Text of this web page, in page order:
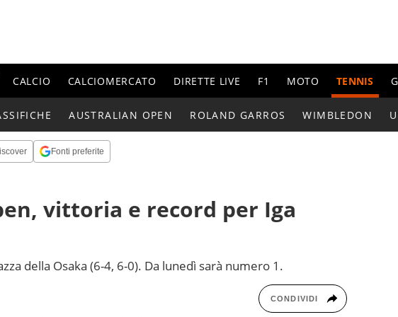
CALCIO CALCIOMERCATO DIRETTE LIVE F1 MOTO TENNIS
AUSTRALIAN OPEN ROLAND GARROS WIMBLEDON
Fonti preferite
vittoria e record per Iga
della Osaka (6-4, 6-0). Da lunedì sarà numero 1.
CONDIVIDI